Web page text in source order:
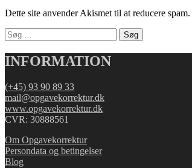
Dette site anvender Akismet til at reducere spam.
Søg
efter:
INFORMATION
(+45) 93 90 89 33
mail@opgavekorrektur.dk
www.opgavekorrektur.dk
CVR: 30888561
Om Opgavekorrektur
Persondata og betingelser
Blog